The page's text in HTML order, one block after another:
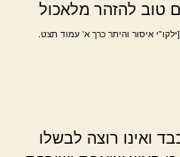
טוב להזהר מלאכול
[ילקו"י איסור והיתר כרך א' עמוד תצט.
ואינו רוצה לבשלו